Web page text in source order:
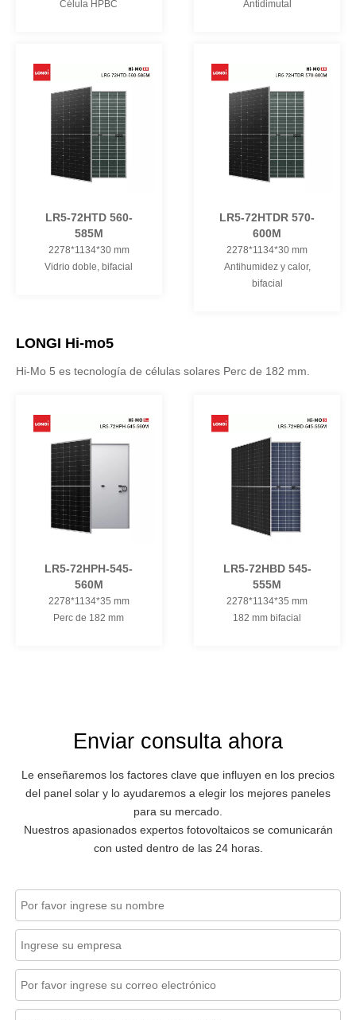
Célula HPBC Antidimutal
LR5-72HTD 560-
585M
2278*1134*30 mm
Vidrio doble, bifacial
LR5-72HTDR 570-
600M
2278*1134*30 mm
Antihumidez y calor,
bifacial
LONGI Hi-mo5
Hi-Mo 5 es tecnología de células solares Perc de 182 mm.
LR5-72HPH-545-
560M
2278*1134*35 mm
Perc de 182 mm
LR5-72HBD 545-
555M
2278*1134*35 mm
182 mm bifacial
Enviar consulta ahora
Le enseñaremos los factores clave que influyen en los precios
del panel solar y lo ayudaremos a elegir los mejores paneles
para su mercado.
Nuestros apasionados expertos fotovoltaicos se comunicarán
con usted dentro de las 24 horas.